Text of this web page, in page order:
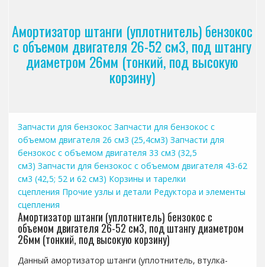
Амортизатор штанги (уплотнитель) бензокос
с объемом двигателя 26-52 см3, под штангу
диаметром 26мм (тонкий, под высокую
корзину)
Запчасти для бензокос Запчасти для бензокос с
объемом двигателя 26 см3 (25,4см3) Запчасти для
бензокос с объемом двигателя 33 см3 (32,5
см3) Запчасти для бензокос с объемом двигателя 43-62
см3 (42,5; 52 и 62 см3) Корзины и тарелки
сцепления Прочие узлы и детали Редуктора и элементы
сцепления
Амортизатор штанги (уплотнитель) бензокос с
объемом двигателя 26-52 см3, под штангу диаметром
26мм (тонкий, под высокую корзину)
Данный амортизатор штанги (уплотнитель, втулка-